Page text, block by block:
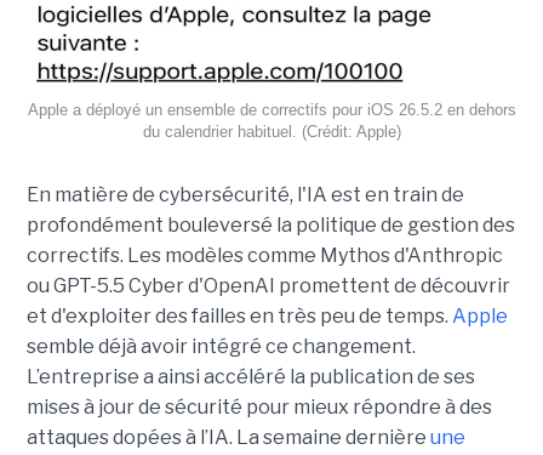
Apple a déployé un ensemble de correctifs pour iOS 26.5.2 en dehors
du calendrier habituel. (Crédit: Apple)
En matière de cybersécurité, l'IA est en train de
profondément bouleversé la politique de gestion des
correctifs. Les modèles comme Mythos d'Anthropic
ou GPT-5.5 Cyber d'OpenAI promettent de découvrir
et d'exploiter des failles en très peu de temps. Apple
semble déjà avoir intégré ce changement.
L’entreprise a ainsi accéléré la publication de ses
mises à jour de sécurité pour mieux répondre à des
attaques dopées à l’IA. La semaine dernière une